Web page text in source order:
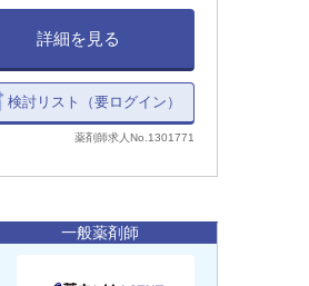
詳細を見る
検討リスト（要ログイン）
薬剤師求人No.1301771
一般薬剤師